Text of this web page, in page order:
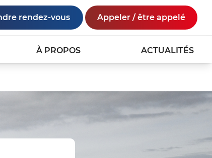
rendez-vous Appeler / être appelé
À PROPOS ACTUALITÉS